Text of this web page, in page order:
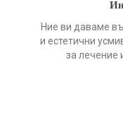
Ние ви даваме
и естетични
за лечение